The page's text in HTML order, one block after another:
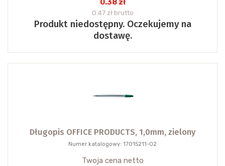
0.38 zł
0.47 zł brutto
Produkt niedostępny. Oczekujemy na
dostawę.
Długopis OFFICE PRODUCTS, 1,0mm, zielony
Numer katalogowy: 17015211-02
Twoja cena netto